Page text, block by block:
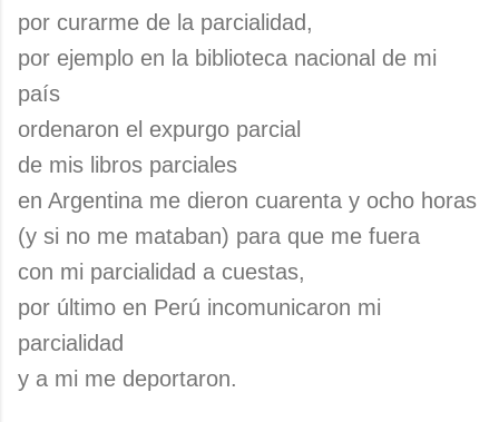
por curarme de la parcialidad,
por ejemplo en la biblioteca nacional de mi
país
ordenaron el expurgo parcial
de mis libros parciales
en Argentina me dieron cuarenta y ocho horas
(y si no me mataban) para que me fuera
con mi parcialidad a cuestas,
por último en Perú incomunicaron mi
parcialidad
y a mi me deportaron.